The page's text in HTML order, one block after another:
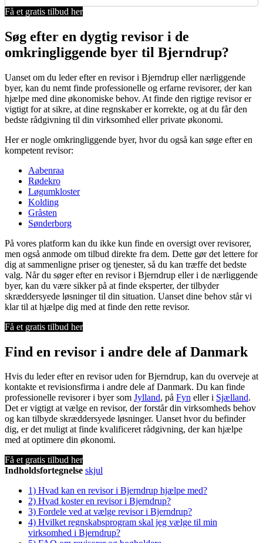
Få et gratis tilbud her
Søg efter en dygtig revisor i de
omkringliggende byer til Bjerndrup?
Uanset om du leder efter en revisor i Bjerndrup eller nærliggende
byer, kan du nemt finde professionelle og erfarne revisorer, der kan
hjælpe med dine økonomiske behov. At finde den rigtige revisor er
vigtigt for at sikre, at dine regnskaber er korrekte, og at du får den
bedste rådgivning til din virksomhed eller private økonomi.
Her er nogle omkringliggende byer, hvor du også kan søge efter en
kompetent revisor:
Aabenraa
Rødekro
Løgumkloster
Kolding
Gråsten
Sønderborg
På vores platform kan du ikke kun finde en oversigt over revisorer,
men også anmode om tilbud direkte fra dem. Dette gør det lettere for
dig at sammenligne priser og tjenester, så du kan træffe det bedste
valg. Når du søger efter en revisor i Bjerndrup eller i de nærliggende
byer, kan du være sikker på at finde eksperter, der tilbyder
skræddersyede løsninger til din situation. Uanset dine behov står vi
klar til at hjælpe dig med at finde den rette revisor.
Få et gratis tilbud her
Find en revisor i andre dele af Danmark
Hvis du leder efter en revisor uden for Bjerndrup, kan du overveje at
kontakte et revisionsfirma i andre dele af Danmark. Du kan finde
professionelle revisorer i byer som Jylland, på Fyn eller i Sjælland.
Det er vigtigt at vælge en revisor, der forstår din virksomheds behov
og kan tilbyde skræddersyede løsninger. Uanset hvor du befinder
dig, er det muligt at finde kvalificeret rådgivning, der kan hjælpe
med at optimere din økonomi.
Få et gratis tilbud her
Indholdsfortegnelse skjul
1) Hvad kan en revisor i Bjerndrup hjælpe med?
2) Hvad koster en revisor i Bjerndrup?
3) Fordele ved at vælge revisor i Bjerndrup?
4) Hvilket regnskabsprogram skal jeg vælge til min
virksomhed i Bjerndrup?